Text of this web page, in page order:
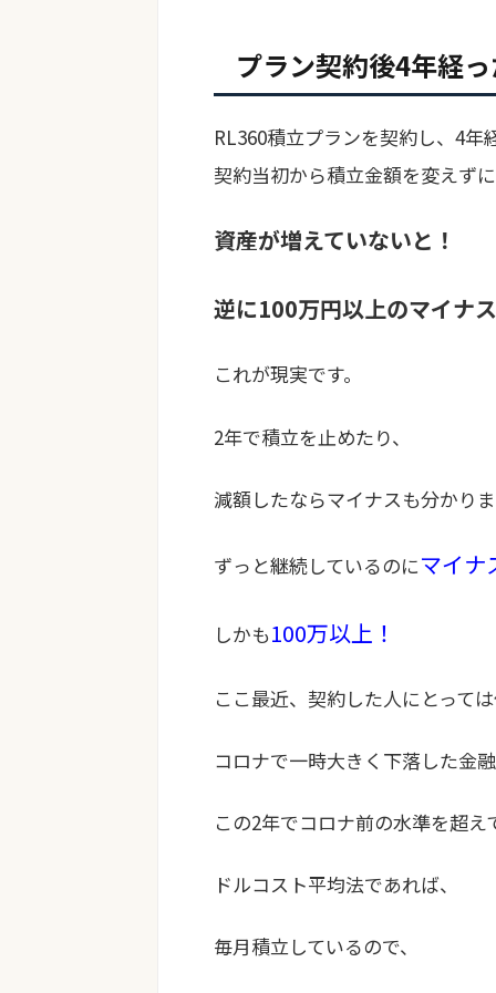
プラン契約後4年経
RL360積立プランを契約し、4年
契約当初から積立金額を変えず
資産が増えていないと！
逆に100万円以上のマイナ
これが現実です。
2年で積立を止めたり、
減額したならマイナスも分かり
ずっと継続しているのにマイナ
しかも100万以上！
ここ最近、契約した人にとって
コロナで一時大きく下落した金
この2年でコロナ前の水準を超え
ドルコスト平均法であれば、
毎月積立しているので、